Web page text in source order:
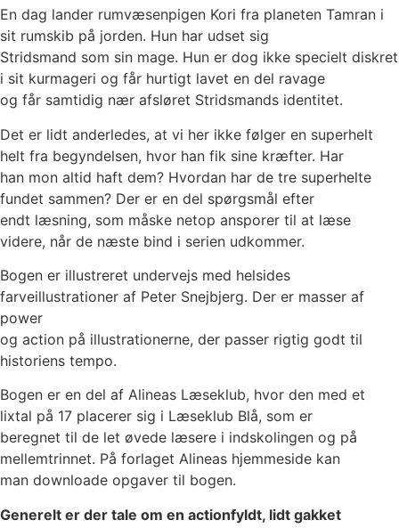
En dag lander rumvæsenpigen Kori fra planeten Tamran i
sit rumskib på jorden. Hun har udset sig
Stridsmand som sin mage. Hun er dog ikke specielt diskret
i sit kurmageri og får hurtigt lavet en del ravage
og får samtidig nær afsløret Stridsmands identitet.
Det er lidt anderledes, at vi her ikke følger en superhelt
helt fra begyndelsen, hvor han fik sine kræfter. Har
han mon altid haft dem? Hvordan har de tre superhelte
fundet sammen? Der er en del spørgsmål efter
endt læsning, som måske netop ansporer til at læse
videre, når de næste bind i serien udkommer.
Bogen er illustreret undervejs med helsides
farveillustrationer af Peter Snejbjerg. Der er masser af
power
og action på illustrationerne, der passer rigtig godt til
historiens tempo.
Bogen er en del af Alineas Læseklub, hvor den med et
lixtal på 17 placerer sig i Læseklub Blå, som er
beregnet til de let øvede læsere i indskolingen og på
mellemtrinnet. På forlaget Alineas hjemmeside kan
man downloade opgaver til bogen.
Generelt er der tale om en actionfyldt, lidt gakket